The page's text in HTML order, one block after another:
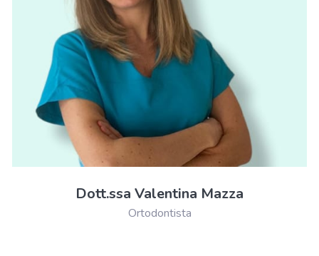
Dott.ssa Valentina Mazza
Ortodontista